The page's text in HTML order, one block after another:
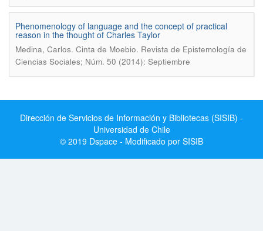
Phenomenology of language and the concept of practical
reason in the thought of Charles Taylor
Medina, Carlos. Cinta de Moebio. Revista de Epistemología de
Ciencias Sociales; Núm. 50 (2014): Septiembre
Dirección de Servicios de Información y Bibliotecas (SISIB) -
Universidad de Chile
© 2019 Dspace - Modificado por SISIB